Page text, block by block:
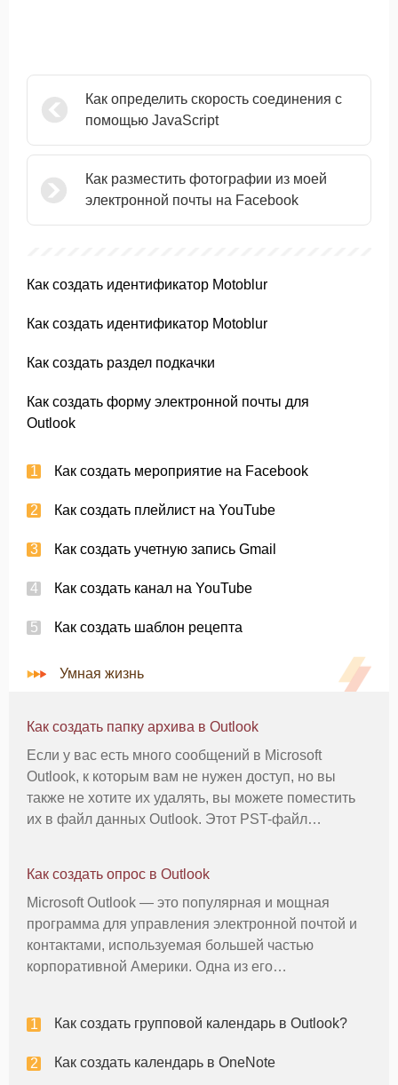
Как определить скорость соединения с
помощью JavaScript
Как разместить фотографии из моей
электронной почты на Facebook
Как создать идентификатор Motoblur
Как создать идентификатор Motoblur
Как создать раздел подкачки
Как создать форму электронной почты для
Outlook
Как создать мероприятие на Facebook
Как создать плейлист на YouTube
Как создать учетную запись Gmail
Как создать канал на YouTube
Как создать шаблон рецепта
Умная жизнь
Как создать папку архива в Outlook
Если у вас есть много сообщений в Microsoft
Outlook, к которым вам не нужен доступ, но вы
также не хотите их удалять, вы можете поместить
их в файл данных Outlook. Этот PST-файл
Outlook 2013 Microsoft упрости
Как создать опрос в Outlook
Microsoft Outlook — это популярная и мощная
программа для управления электронной почтой и
контактами, используемая большей частью
корпоративной Америки. Одна из его
мыши и отправкой сообщения по электронной
Как создать групповой календарь в Outlook?
Как создать календарь в OneNote